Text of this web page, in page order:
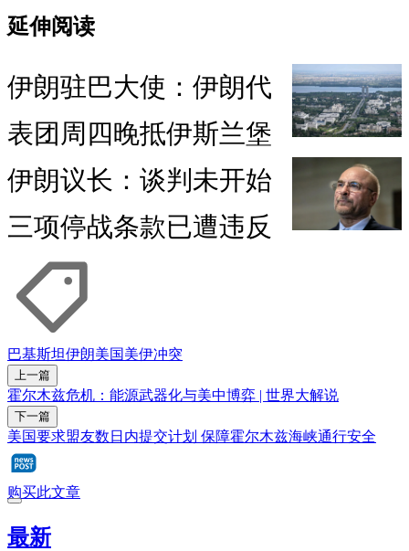
延伸阅读
伊朗驻巴大使：伊朗代
表团周四晚抵伊斯兰堡
伊朗议长：谈判未开始
三项停战条款已遭违反
巴基斯坦伊朗美国美伊冲突
上一篇
霍尔木兹危机：能源武器化与美中博弈 | 世界大解说
下一篇
美国要求盟友数日内提交计划 保障霍尔木兹海峡通行安全
购买此文章
最新